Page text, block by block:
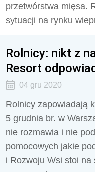
przetwórstwa mięsa.
sytuacji na rynku
Rolnicy: nikt z
Resort
04 gru 2020
Rolnicy zapowiadają
5 grudnia br. w
nie rozmawia i nie
pomocowych jakie
i Rozwoju Wsi stoi na